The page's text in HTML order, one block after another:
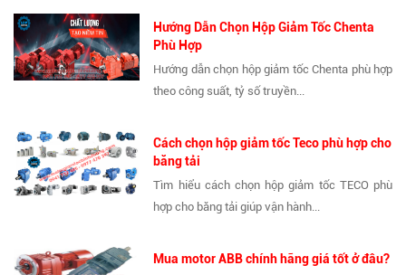
Hướng Dẫn Chọn Hộp Giảm Tốc Chenta
Phù Hợp
Hướng dẫn chọn hộp giảm tốc Chenta phù hợp
theo công suất, tỷ số truyền...
Cách chọn hộp giảm tốc Teco phù hợp cho
băng tải
Tìm hiểu cách chọn hộp giảm tốc TECO phù
hợp cho băng tải giúp vận hành...
Mua motor ABB chính hãng giá tốt ở đâu?